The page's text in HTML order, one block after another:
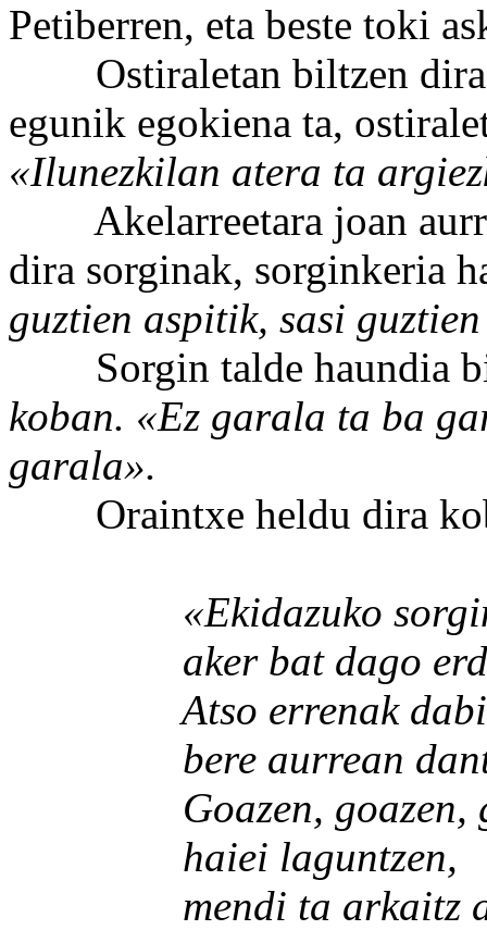
Petiberren, eta beste toki
Ostiraletan biltzen dira,
egunik egokiena ta,
«Ilunezkilan atera ta
Akelarreetara joan
dira sorginak, sorginkeria
guztien aspitik, sasi
Sorgin talde haundia
koban. «Ez garala ta ba
garala».
Oraintxe heldu dira
«Ekidazuko
aker bat dago
Atso errenak
bere aurrean
Goazen, goazen,
haiei laguntzen,
mendi ta arkaitz